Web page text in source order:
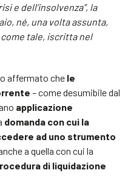
e dell’insolvenza”, la
né, una volta assunta,
come tale, iscritta nel
affermato che le
– come desumibile dal
applicazione
domanda con cui la
ad uno strumento
a quella con cui la
di liquidazione